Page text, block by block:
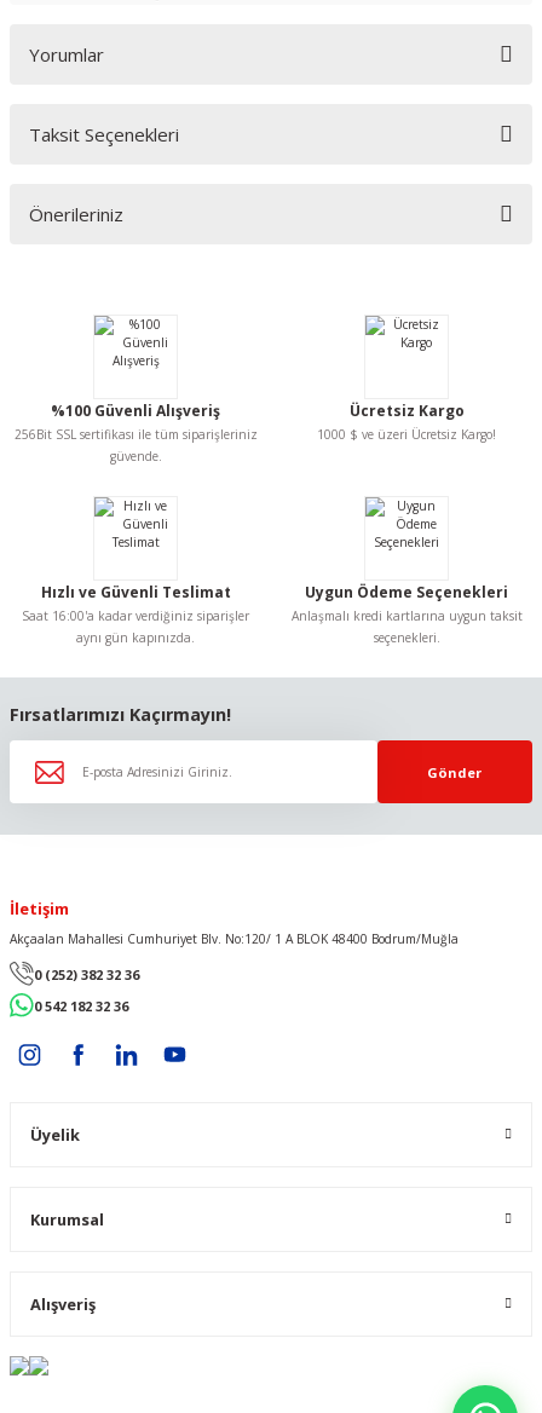
Yorumlar
Bu ürüne ilk yorumu siz yapın!
Taksit Seçenekleri
Önerileriniz
Görüş ve önerileriniz için teşekkür ederiz.
Ürün açıklamasında eksik bilgiler bulunuyor.
Ürün bilgilerinde hatalar bulunuyor.
Bu ürüne benzer farklı alternatifler olmalı.
%100 Güvenli Alışveriş
256Bit SSL sertifikası ile tüm siparişleriniz
güvende.
Ücretsiz Kargo
1000 $ ve üzeri Ücretsiz Kargo!
Hızlı ve Güvenli Teslimat
Saat 16:00'a kadar verdiğiniz siparişler
aynı gün kapınızda.
Uygun Ödeme Seçenekleri
Anlaşmalı kredi kartlarına uygun taksit
seçenekleri.
Fırsatlarımızı Kaçırmayın!
Gönder
İletişim
Akçaalan Mahallesi Cumhuriyet Blv. No:120/ 1 A BLOK 48400 Bodrum/Muğla
0 (252) 382 32 36
0 542 182 32 36
Üyelik
Kurumsal
Alışveriş